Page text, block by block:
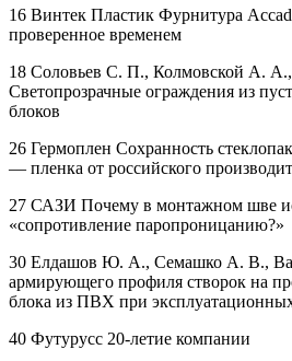
16 Винтек Пластик Фурнитура
проверенное временем
18 Соловьев С. П., Колмовской А.
Светопрозрачные ограждения из
блоков
26 Гермоплен Сохранность
— пленка от российского
27 САЗИ Почему в монтажном шве
«сопротивление паропроницанию?»
30 Елдашов Ю. А., Семашко А. В.,
армирующего профиля створок на
блока из ПВХ при
40 Футурусс 20-летие компании